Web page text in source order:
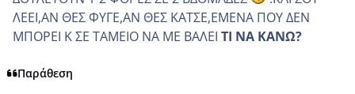
ΛΕΕΙ,ΑΝ ΘΕΣ ΦΥΓΕ,ΑΝ ΘΕΣ ΚΑΤΣΕ,ΕΜΕΝΑ ΠΟΥ ΔΕΝ
ΜΠΟΡΕΙ Κ ΣΕ ΤΑΜΕΙΟ ΝΑ ΜΕ ΒΑΛΕΙ ΤΙ ΝΑ ΚΑΝΩ?
Παράθεση